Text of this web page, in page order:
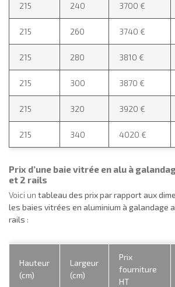
215 240 3700 €
215 260 3740 €
215 280 3810 €
215 300 3870 €
215 320 3920 €
215 340 4020 €
Prix d’une baie vitrée en alu à
et 2 rails
Voici un tableau des prix par rapport aux
les baies vitrées en aluminium à galandage
rails :
Hauteur
(cm)
Largeur
(cm)
Prix
fourniture
HT